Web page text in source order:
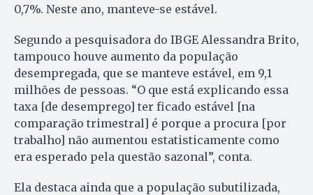
0,7%. Neste ano, manteve-se estável.
Segundo a pesquisadora do IBGE Alessandra Brito,
tampouco houve aumento da população
desempregada, que se manteve estável, em 9,1
milhões de pessoas. “O que está explicando essa
taxa [de desemprego] ter ficado estável [na
comparação trimestral] é porque a procura [por
trabalho] não aumentou estatisticamente como
era esperado pela questão sazonal”, conta.
Ela destaca ainda que a população subutilizada,